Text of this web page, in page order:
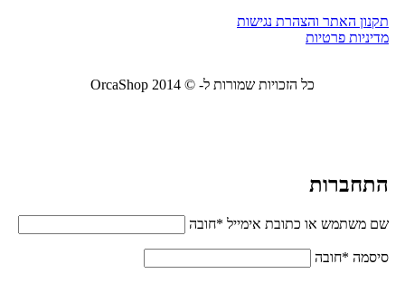
תקנון האתר והצהרת נגישות
מדיניות פרטיות
כל הזכויות שמורות ל- © 2014 OrcaShop
התחברות
שם משתמש או כתובת אימייל *חובה
סיסמה *חובה